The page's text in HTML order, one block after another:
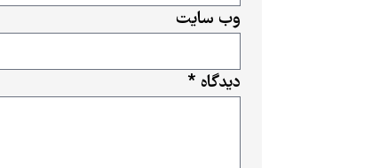
دیدگاه *
وب‌ سایت